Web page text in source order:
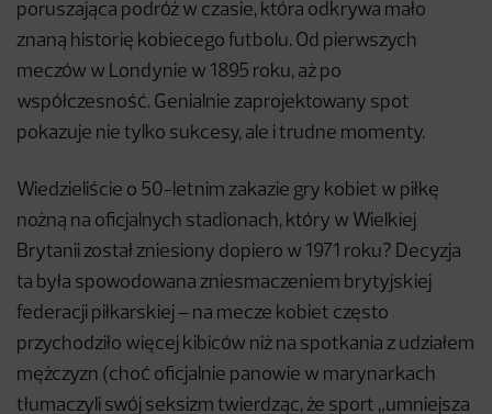
poruszająca podróż w czasie, która odkrywa mało
znaną historię kobiecego futbolu. Od pierwszych
meczów w Londynie w 1895 roku, aż po
współczesność. Genialnie zaprojektowany spot
pokazuje nie tylko sukcesy, ale i trudne momenty.
Wiedzieliście o 50-letnim zakazie gry kobiet w piłkę
nożną na oficjalnych stadionach, który w Wielkiej
Brytanii został zniesiony dopiero w 1971 roku? Decyzja
ta była spowodowana zniesmaczeniem brytyjskiej
federacji piłkarskiej – na mecze kobiet często
przychodziło więcej kibiców niż na spotkania z udziałem
mężczyzn (choć oficjalnie panowie w marynarkach
tłumaczyli swój seksizm twierdząc, że sport „umniejsza